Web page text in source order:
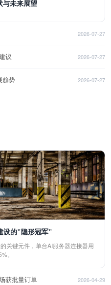
与未来展望
2026-07-27
议 2026-07-27
趋势 2026-07-27
设的"隐形冠军"
关键元件，单台AI服务器连接器用
。
获批量订单 2026-04-29